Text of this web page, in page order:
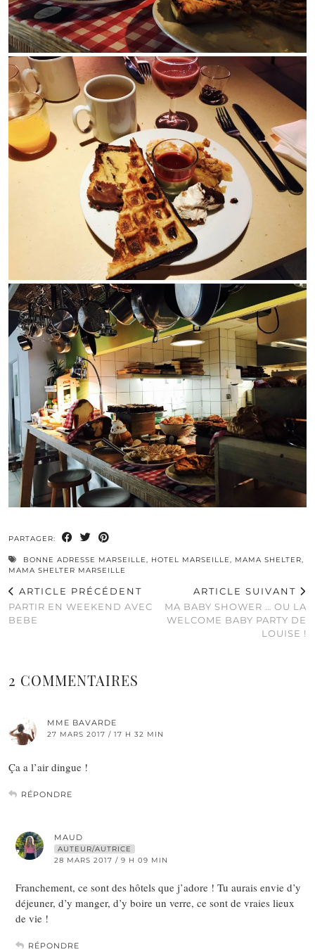
PARTAGER:
BONNE ADRESSE MARSEILLE, HOTEL MARSEILLE, MAMA SHELTER,
MAMA SHELTER MARSEILLE
ARTICLE PRÉCÉDENT
PARTIR EN WEEKEND AVEC
BEBE
ARTICLE SUIVANT
MA BABY SHOWER … OU LA
WELCOME BABY PARTY DE
LOUISE !
2 COMMENTAIRES
MME BAVARDE
27 MARS 2017 / 17 H 32 MIN
Ça a l’air dingue !
RÉPONDRE
MAUD
AUTEUR/AUTRICE
28 MARS 2017 / 9 H 09 MIN
Franchement, ce sont des hôtels que j’adore ! Tu aurais envie d’y
déjeuner, d’y manger, d’y boire un verre, ce sont de vraies lieux
de vie !
RÉPONDRE